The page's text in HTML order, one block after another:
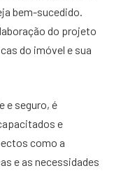
bem-sucedido.
do projeto
do imóvel e sua
e seguro, é
e
como a
e as necessidades